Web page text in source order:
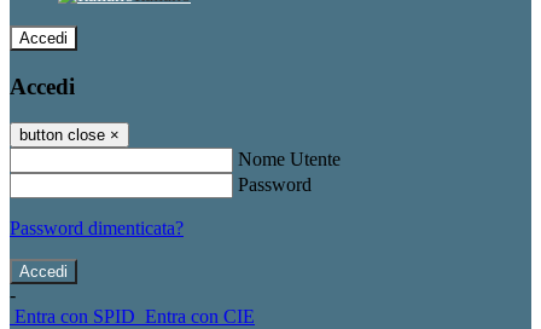
Accedi
Accedi
button close ×
Nome Utente
Password
Password dimenticata?
-
Entra con SPID Entra con CIE